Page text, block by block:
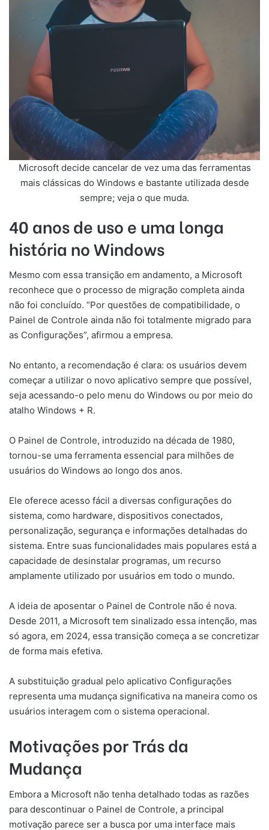
Microsoft decide cancelar de vez uma das ferramentas
mais clássicas do Windows e bastante utilizada desde
sempre; veja o que muda.
40 anos de uso e uma longa
história no Windows
Mesmo com essa transição em andamento, a Microsoft
reconhece que o processo de migração completa ainda
não foi concluído. “Por questões de compatibilidade, o
Painel de Controle ainda não foi totalmente migrado para
as Configurações”, afirmou a empresa.
No entanto, a recomendação é clara: os usuários devem
começar a utilizar o novo aplicativo sempre que possível,
seja acessando-o pelo menu do Windows ou por meio do
atalho Windows + R.
O Painel de Controle, introduzido na década de 1980,
tornou-se uma ferramenta essencial para milhões de
usuários do Windows ao longo dos anos.
Ele oferece acesso fácil a diversas configurações do
sistema, como hardware, dispositivos conectados,
personalização, segurança e informações detalhadas do
sistema. Entre suas funcionalidades mais populares está a
capacidade de desinstalar programas, um recurso
amplamente utilizado por usuários em todo o mundo.
A ideia de aposentar o Painel de Controle não é nova.
Desde 2011, a Microsoft tem sinalizado essa intenção, mas
só agora, em 2024, essa transição começa a se concretizar
de forma mais efetiva.
A substituição gradual pelo aplicativo Configurações
representa uma mudança significativa na maneira como os
usuários interagem com o sistema operacional.
Motivações por Trás da
Mudança
Embora a Microsoft não tenha detalhado todas as razões
para descontinuar o Painel de Controle, a principal
motivação parece ser a busca por uma interface mais